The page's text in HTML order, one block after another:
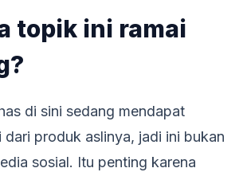
topik ini ramai
di sini sedang mendapat
dari produk aslinya, jadi ini bukan
sosial. Itu penting karena